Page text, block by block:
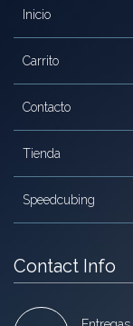
Inicio
Carrito
Contacto
Tienda
Speedcubing
Contact Info